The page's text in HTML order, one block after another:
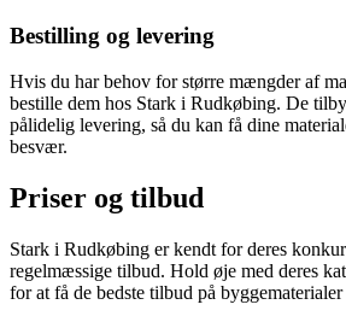
Bestilling og levering
Hvis du har behov for større mængder af
bestille dem hos Stark i Rudkøbing. De
pålidelig levering, så du kan få dine
besvær.
Priser og tilbud
Stark i Rudkøbing er kendt for deres
regelmæssige tilbud. Hold øje med deres
for at få de bedste tilbud på